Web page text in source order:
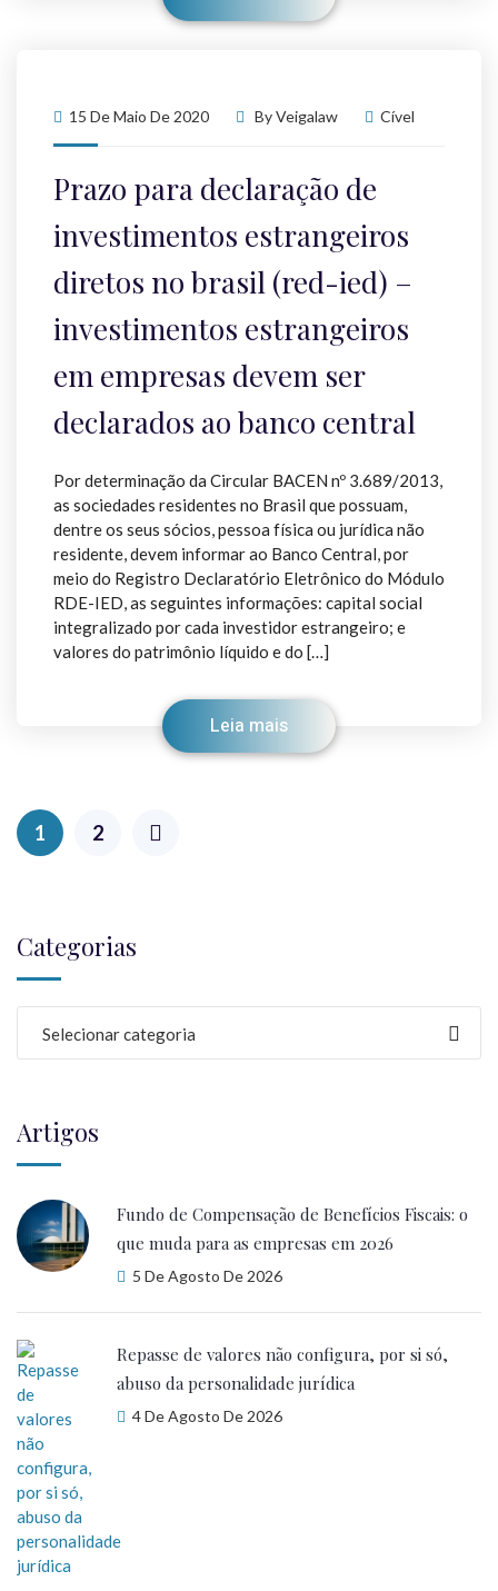
15 De Maio De 2020 ByVeigalaw Cível
Prazo para declaração de
investimentos estrangeiros
diretos no brasil (red-ied) –
investimentos estrangeiros
em empresas devem ser
declarados ao banco central
Por determinação da Circular BACEN nº 3.689/2013,
as sociedades residentes no Brasil que possuam,
dentre os seus sócios, pessoa física ou jurídica não
residente, devem informar ao Banco Central, por
meio do Registro Declaratório Eletrônico do Módulo
RDE-IED, as seguintes informações: capital social
integralizado por cada investidor estrangeiro; e
valores do patrimônio líquido e do […]
Leia mais
1 2
Categorias
Selecionar categoria
Artigos
Fundo de Compensação de Benefícios Fiscais: o
que muda para as empresas em 2026
5 De Agosto De 2026
Repasse de valores não configura, por si só,
abuso da personalidade jurídica
4 De Agosto De 2026